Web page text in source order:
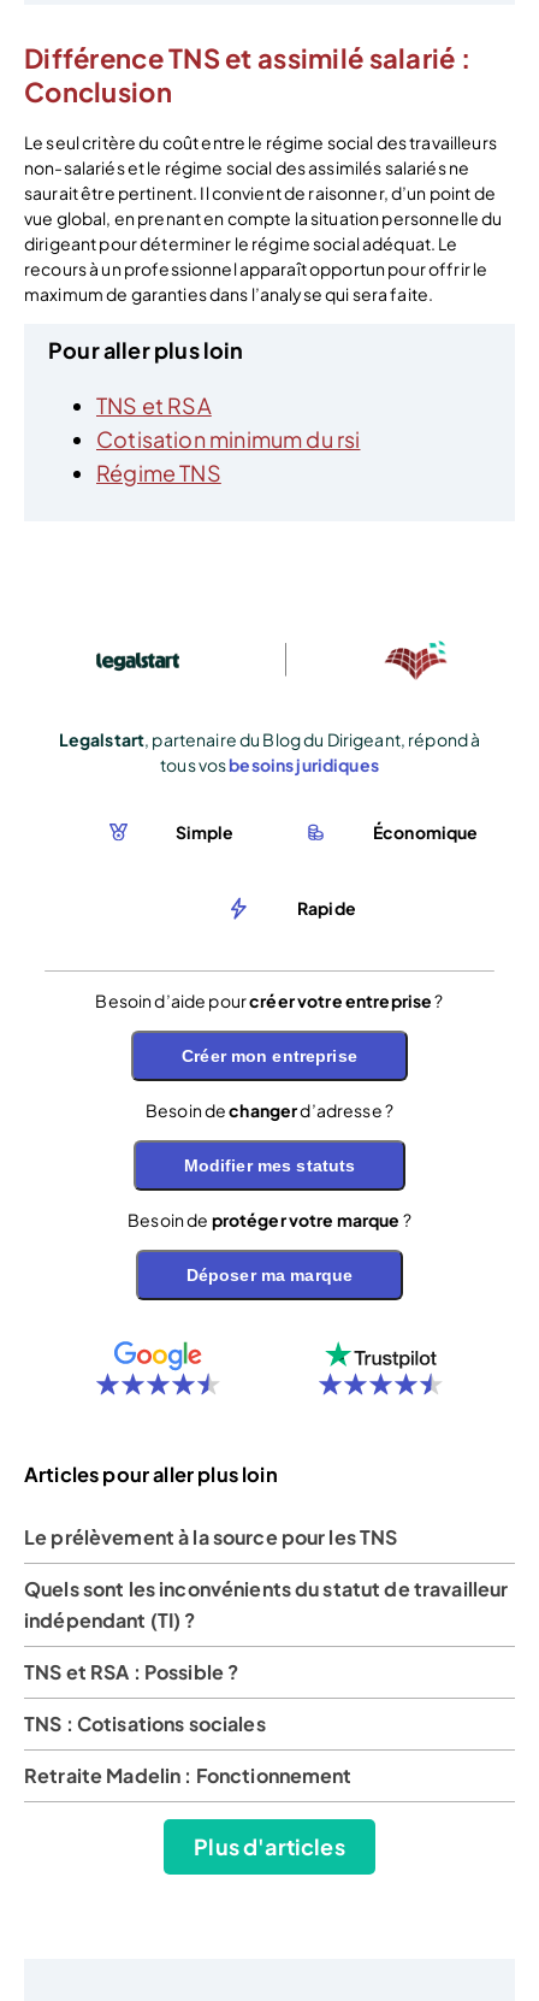
Différence TNS et assimilé salarié :
Conclusion
Le seul critère du coût entre le régime social des travailleurs
non-salariés et le régime social des assimilés salariés ne
saurait être pertinent. Il convient de raisonner, d’un point de
vue global, en prenant en compte la situation personnelle du
dirigeant pour déterminer le régime social adéquat. Le
recours à un professionnel apparaît opportun pour offrir le
maximum de garanties dans l’analyse qui sera faite.
Pour aller plus loin
TNS et RSA
Cotisation minimum du rsi
Régime TNS
Legalstart, partenaire du Blog du Dirigeant, répond à
tous vosbesoins juridiques
Simple Économique
Rapide
Besoin d’aide pourcréer votre entreprise?
Créer mon entreprise
Besoin dechangerd’adresse ?
Modifier mes statuts
Besoin de protéger votre marque ?
Déposer ma marque
Articles pour aller plus loin
Le prélèvement à la source pour les TNS
Quels sont les inconvénients du statut de travailleur
indépendant (TI) ?
TNS et RSA : Possible ?
TNS : Cotisations sociales
Retraite Madelin : Fonctionnement
Plus d'articles